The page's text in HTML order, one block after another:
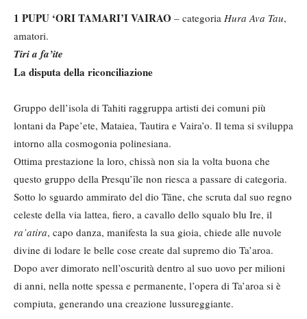
1 PUPU ‘ORI TAMARI’I VAIRAO – categoria Hura Ava Tau,
amatori.
Tiri a fa’ite
La disputa della riconciliazione
Gruppo dell’isola di Tahiti raggruppa artisti dei comuni più
lontani da Pape’ete, Mataiea, Tautira e Vaira’o. Il tema si sviluppa
intorno alla cosmogonia polinesiana.
Ottima prestazione la loro, chissà non sia la volta buona che
questo gruppo della Presqu’île non riesca a passare di categoria.
Sotto lo sguardo ammirato del dio Tāne, che scruta dal suo regno
celeste della via lattea, fiero, a cavallo dello squalo blu Ire, il
ra’atira, capo danza, manifesta la sua gioia, chiede alle nuvole
divine di lodare le belle cose create dal supremo dio Ta’aroa.
Dopo aver dimorato nell’oscurità dentro al suo uovo per milioni
di anni, nella notte spessa e permanente, l’opera di Ta’aroa si è
compiuta, generando una creazione lussureggiante.